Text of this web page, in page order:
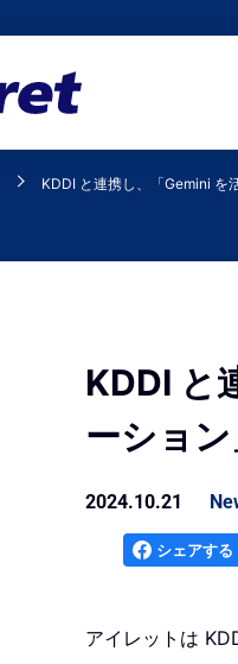
KDDI と連携し、「Gemini を
KDDI と
ーショ
2024.10.21
シェアする
アイレットは